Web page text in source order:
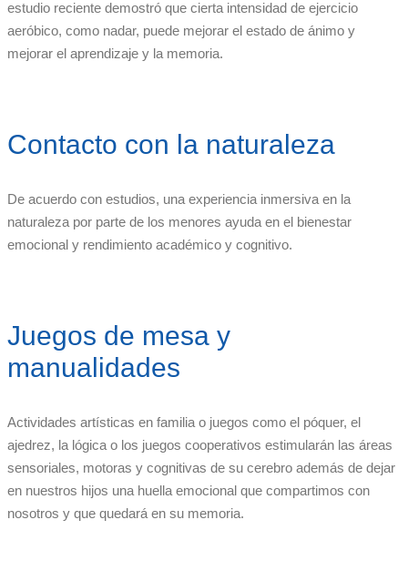
estudio reciente demostró que cierta intensidad de ejercicio
aeróbico, como nadar, puede mejorar el estado de ánimo y
mejorar el aprendizaje y la memoria.
Contacto con la naturaleza
De acuerdo con estudios, una experiencia inmersiva en la
naturaleza por parte de los menores ayuda en el bienestar
emocional y rendimiento académico y cognitivo.
Juegos de mesa y
manualidades
Actividades artísticas en familia o juegos como el póquer, el
ajedrez, la lógica o los juegos cooperativos estimularán las áreas
sensoriales, motoras y cognitivas de su cerebro además de dejar
en nuestros hijos una huella emocional que compartimos con
nosotros y que quedará en su memoria.